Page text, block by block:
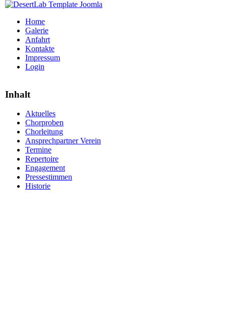
Home
Galerie
Anfahrt
Kontakte
Impressum
Login
Inhalt
Aktuelles
Chorproben
Chorleitung
Ansprechpartner Verein
Termine
Repertoire
Engagement
Pressestimmen
Historie